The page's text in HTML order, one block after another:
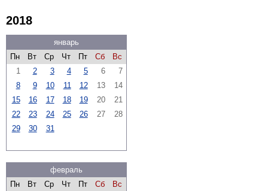
2018
январь
Пн
Вт Ср Чт Пт Сб
Вс
1
2 3 4 5 6
7
8
9 10 11 12 13
14
15
16 17 18 19 20
21
22
23 24 25 26 27
28
29
30 31
февраль
Пн
Вт Ср Чт Пт Сб
Вс